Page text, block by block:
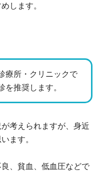
します。
療所・クリニックで
を推奨します。
考えられますが、身近
ます。
、貧血、低血圧などで